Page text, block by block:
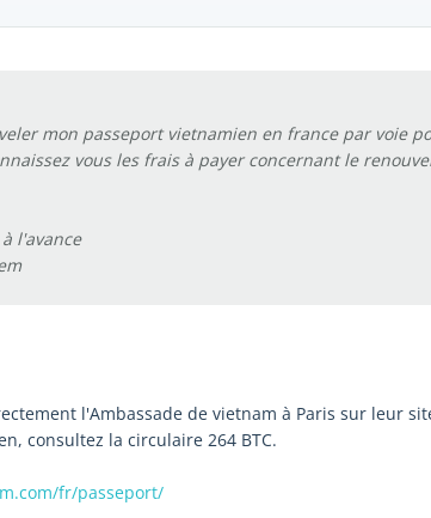
mon passeport vietnamien en france par voie
vous les frais à payer concernant le
l'avance
l'Ambassade de vietnam à Paris sur leur
consultez la circulaire 264 BTC.
fr/passeport/